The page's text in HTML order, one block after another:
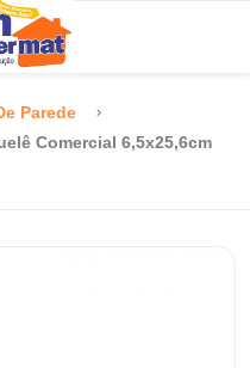
Parede
Comercial 6,5x25,6cm